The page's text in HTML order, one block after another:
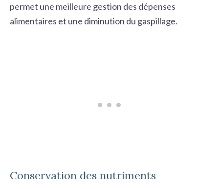
permet une meilleure gestion des dépenses
alimentaires et une diminution du gaspillage.
Conservation des nutriments